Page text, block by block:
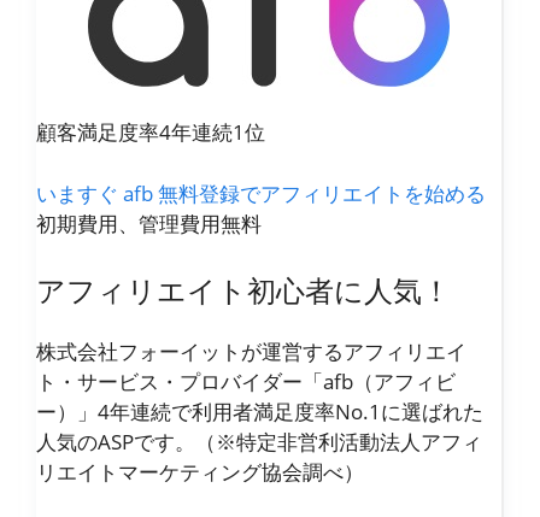
顧客満足度率4年連続1位
いますぐ afb 無料登録でアフィリエイトを始める
初期費用、管理費用無料
アフィリエイト初心者に人気！
株式会社フォーイットが運営するアフィリエイ
ト・サービス・プロバイダー「afb（アフィビ
ー）」4年連続で利用者満足度率No.1に選ばれた
人気のASPです。（※特定非営利活動法人アフィ
リエイトマーケティング協会調べ）